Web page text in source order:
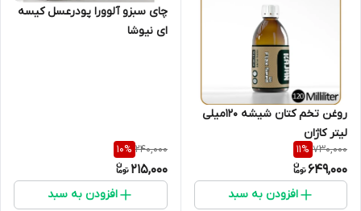
روغن تخم کتان شیشه 120میلی
لیتر کاژان
730,000
11%
649,000
افزودن به سبد
چای سبزو آلوورا پودرعسل کیسه
ای نیوشا
240,000
10%
215,000
افزودن به سبد